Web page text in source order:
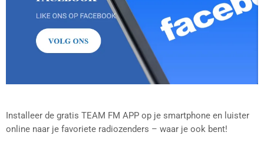
Installeer de gratis TEAM FM APP op je smartphone en luister
online naar je favoriete radiozenders – waar je ook bent!